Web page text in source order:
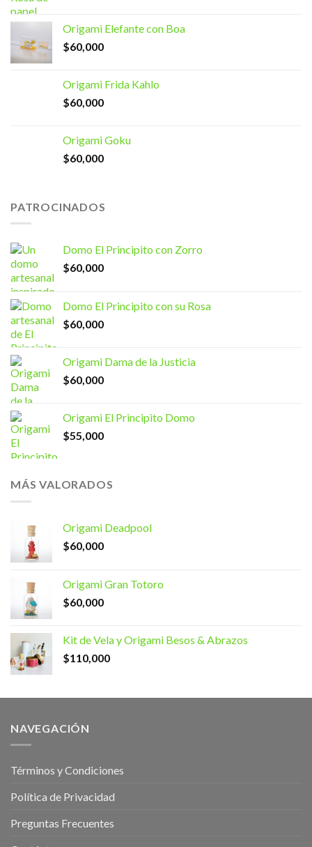
Origami Elefante con Boa
$60,000
Origami Frida Kahlo
$60,000
Origami Goku
$60,000
PATROCINADOS
Domo El Principito con Zorro
$60,000
Domo El Principito con su Rosa
$60,000
Origami Dama de la Justicia
$60,000
Origami El Principito Domo
$55,000
MÁS VALORADOS
Origami Deadpool
$60,000
Origami Gran Totoro
$60,000
Kit de Vela y Origami Besos & Abrazos
$110,000
NAVEGACIÓN
Términos y Condiciones
Política de Privacidad
Preguntas Frecuentes